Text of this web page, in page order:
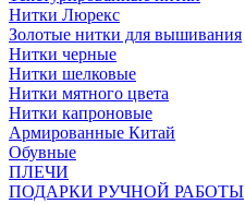
Нитки Люрекс
Золотые нитки для вышивания
Нитки черные
Нитки шелковые
Нитки мятного цвета
Нитки капроновые
Армированные Китай
Обувные
ПЛЕЧИ
ПОДАРКИ РУЧНОЙ РАБОТЫ